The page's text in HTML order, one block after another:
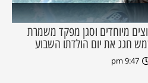
מיוחדים וסגן מפקד משמרת
חגג את יום הולדתו השבוע
9:47 pm